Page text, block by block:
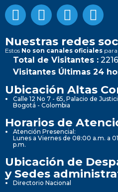
Nuestras redes
Estos No son canales oficiales
Total de Visitantes :
Visitantes Últimas 24
Ubicación Altas
Calle 12 No 7 - 65, Palacio de
Bogotá - Colombia
Horarios de
Atención Presencial:
Lunes a Viernes de 08:00 a.m. a
p.m.
Ubicación de
y Sedes
Directorio Nacional